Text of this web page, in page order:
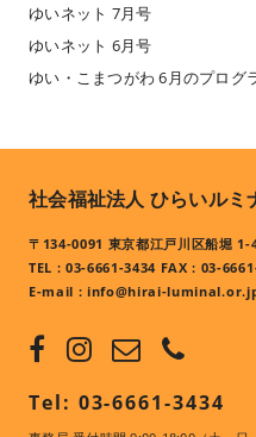
ゆいネット 7月号
ゆいネット 6月号
ゆい・こまつがわ 6月のプログ
社会福祉法人 ひらいルミ
〒134-0091 東京都江戸川区船堀
TEL : 03-6661-3434 FAX : 03-
E-mail :info@hirai-
Tel: 03-6661-3434